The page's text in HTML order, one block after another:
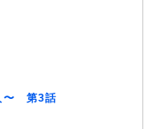
〜 第3話